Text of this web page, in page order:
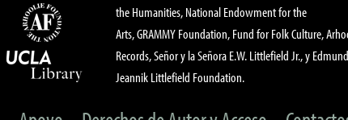
the Humanities, National Endowment for the
Arts, GRAMMY Foundation, Fund for Folk Culture,
Records, Señor y la Señora E.W. Littlefield Jr., y
Jeannik Littlefield Foundation.